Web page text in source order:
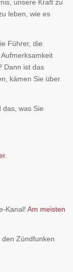
unsere Kraft zu
leben, wie es
Führer, die
Dann ist das
kämen Sie über
das, was Sie
Kanal! Am meisten
den Zündfunken